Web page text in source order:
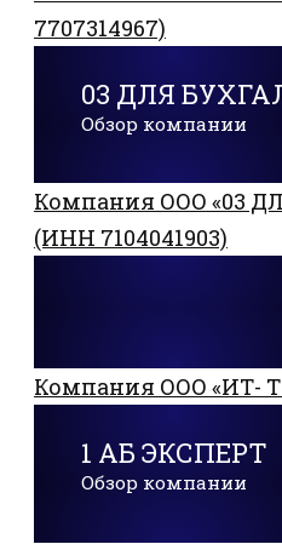
7707314967)
03 ДЛЯ
Обзор компании
Компания ООО «03
(ИНН 7104041903)
Компания ООО «ИТ-
1 АБ ЭКСПЕРТ
Обзор компании